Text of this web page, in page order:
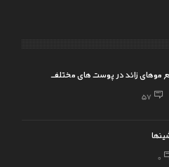
موهای زائد در پوست های مختلف
57
0